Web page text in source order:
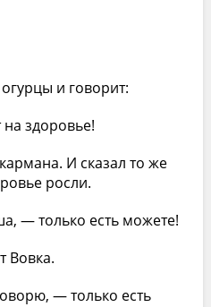
и говорит:
здоровье!
И сказал то же
росли.
— только есть можете!
Вовка.
— только есть